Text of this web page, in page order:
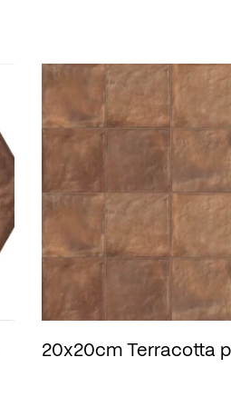
20x20cm Terracotta